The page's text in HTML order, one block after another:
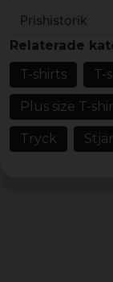
balanserade
Gemini
21 – June 21.
På bröstet
tröjan en
Material:
Vikt: 200
Prishistorik
Relaterade
T-shirts
T-
Plus size T-
Tryck